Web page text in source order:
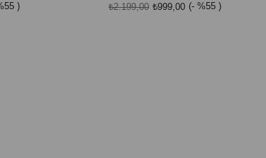
₺999,00
₺2.199,00 %55